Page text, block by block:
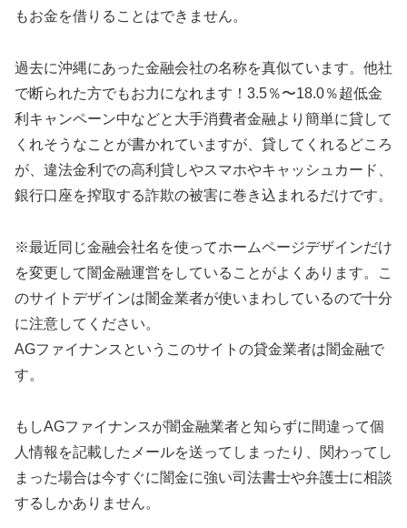
もお金を借りることはできません。
過去に沖縄にあった金融会社の名称を真似ています。他社
で断られた方でもお力になれます！3.5％〜18.0％超低金
利キャンペーン中 などと大手消費者金融より簡単に貸して
くれそうなことが書かれていますが、貸してくれるどころ
が、違法金利での高利貸しやスマホやキャッシュカード、
銀行口座を搾取する詐欺の被害に巻き込まれるだけです。
※最近同じ金融会社名を使ってホームページデザインだけ
を変更して闇金融運営をしていることがよくあります。こ
のサイトデザインは闇金業者が使いまわしているので十分
に注意してください。
AGファイナンス というこのサイトの貸金業者は闇金融で
す。
もしAGファイナンス が闇金融業者と知らずに間違って個
人情報を記載したメールを送ってしまったり、関わってし
まった場合は今すぐに闇金に強い司法書士や弁護士に相談
するしかありません。